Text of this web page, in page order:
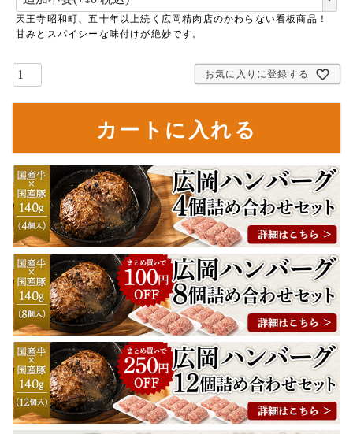
必
須
)
天王寺昭和町、五十年以上続く広岡精肉店のかわらない看板商品！
甘みとスパイシーな味付けが絶妙です。
お気に入りに登録する
カートに入れる